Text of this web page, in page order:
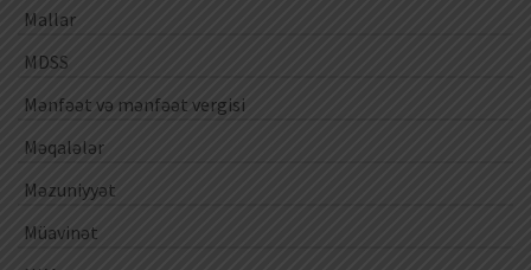
Mallar
MDSS
Mənfəət və mənfəət vergisi
Məqalələr
Məzuniyyət
Müavinət